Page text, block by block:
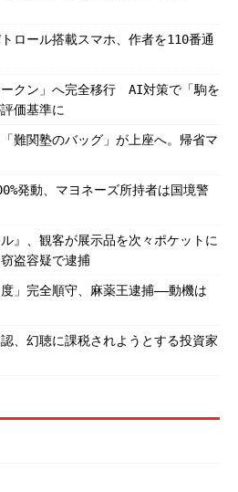
ロール搭載スマホ、作者を110番通
クン」へ完全移行 AI対策で「駒を
価基準に
難関塾のバッグ」が上座へ。帰省マ
発動、マヨネーズ所持者は国境警
』、観客が展示品を次々ポケットに
盗容疑で逮捕
」完全順守、麻薬王逮捕――動機は
、幻聴に課税されようとする投資家